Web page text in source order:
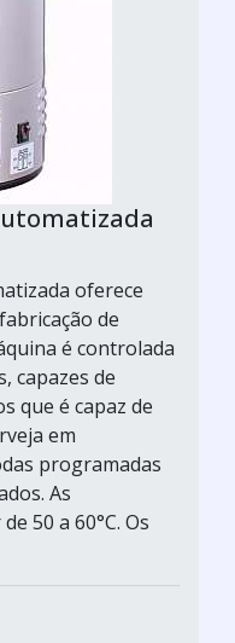
oferece
de
é controlada
capazes de
que é capaz de
em
programadas
As
50 a 60°C. Os